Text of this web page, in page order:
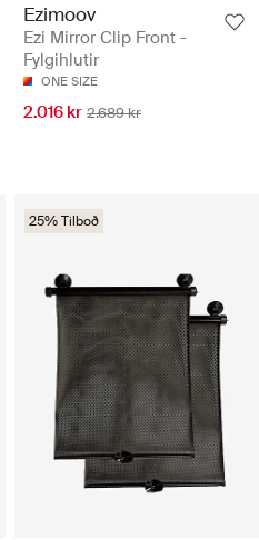
Ezimoov
Ezi Mirror Clip Front -
Fylgihlutir
ONE SIZE
2.016 kr 2.689 kr
25% Tilboð